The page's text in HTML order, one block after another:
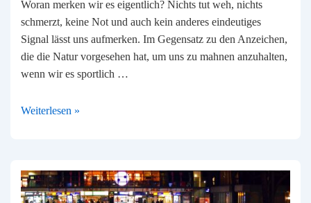
Woran merken wir es eigentlich? Nichts tut weh, nichts
schmerzt, keine Not und auch kein anderes eindeutiges
Signal lässt uns aufmerken. Im Gegensatz zu den Anzeichen,
die die Natur vorgesehen hat, um uns zu mahnen anzuhalten,
wenn wir es sportlich …
Für
nie
zu
Weiterlesen »